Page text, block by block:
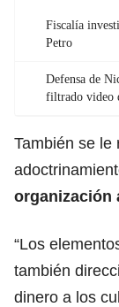
Fiscalía
Petro
Defensa de
filtrado video
También se le
organización
“Los
también
dinero a los